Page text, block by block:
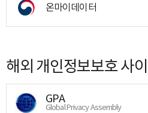
온마이데이터
해외 개인정보보호 사
GPA
Global Privacy Assembly